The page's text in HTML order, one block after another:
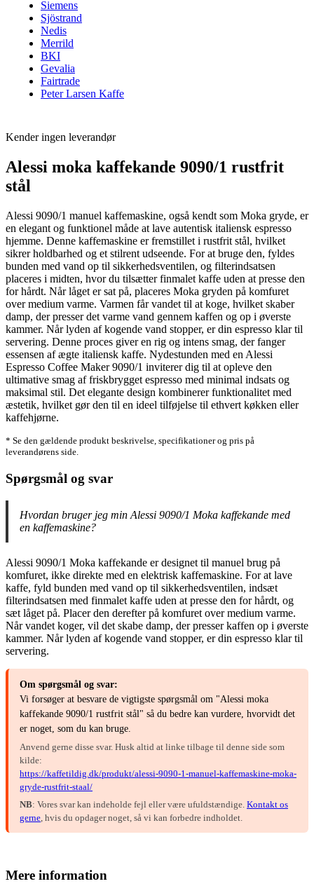
Siemens
Sjöstrand
Nedis
Merrild
BKI
Gevalia
Fairtrade
Peter Larsen Kaffe
Kender ingen leverandør
Alessi moka kaffekande 9090/1 rustfrit
stål
Alessi 9090/1 manuel kaffemaskine, også kendt som Moka gryde, er
en elegant og funktionel måde at lave autentisk italiensk espresso
hjemme. Denne kaffemaskine er fremstillet i rustfrit stål, hvilket
sikrer holdbarhed og et stilrent udseende. For at bruge den, fyldes
bunden med vand op til sikkerhedsventilen, og filterindsatsen
placeres i midten, hvor du tilsætter finmalet kaffe uden at presse den
for hårdt. Når låget er sat på, placeres Moka gryden på komfuret
over medium varme. Varmen får vandet til at koge, hvilket skaber
damp, der presser det varme vand gennem kaffen og op i øverste
kammer. Når lyden af kogende vand stopper, er din espresso klar til
servering. Denne proces giver en rig og intens smag, der fanger
essensen af ægte italiensk kaffe. Nydestunden med en Alessi
Espresso Coffee Maker 9090/1 inviterer dig til at opleve den
ultimative smag af friskbrygget espresso med minimal indsats og
maksimal stil. Det elegante design kombinerer funktionalitet med
æstetik, hvilket gør den til en ideel tilføjelse til ethvert køkken eller
kaffehjørne.
* Se den gældende produkt beskrivelse, specifikationer og pris på
leverandørens side.
Spørgsmål og svar
Hvordan bruger jeg min Alessi 9090/1 Moka kaffekande med
en kaffemaskine?
Alessi 9090/1 Moka kaffekande er designet til manuel brug på
komfuret, ikke direkte med en elektrisk kaffemaskine. For at lave
kaffe, fyld bunden med vand op til sikkerhedsventilen, indsæt
filterindsatsen med finmalet kaffe uden at presse den for hårdt, og
sæt låget på. Placer den derefter på komfuret over medium varme.
Når vandet koger, vil det skabe damp, der presser kaffen op i øverste
kammer. Når lyden af kogende vand stopper, er din espresso klar til
servering.
Om spørgsmål og svar:
Vi forsøger at besvare de vigtigste spørgsmål om "Alessi moka
kaffekande 9090/1 rustfrit stål" så du bedre kan vurdere, hvorvidt det
er noget, som du kan bruge.
Anvend gerne disse svar. Husk altid at linke tilbage til denne side som
kilde:
https://kaffetildig.dk/produkt/alessi-9090-1-manuel-kaffemaskine-moka-
gryde-rustfrit-staal/
NB: Vores svar kan indeholde fejl eller være ufuldstændige. Kontakt os
gerne , hvis du opdager noget, så vi kan forbedre indholdet.
Mere information